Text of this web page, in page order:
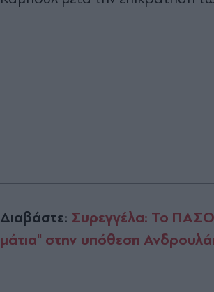
Διαβάστε: Συρεγγέλα: Το
μάτια" στην υπόθεση